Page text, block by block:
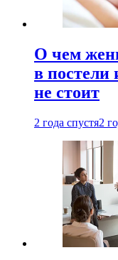
О чем
в постели
не стоит
2 года спустя2